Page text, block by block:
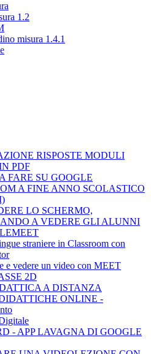
1.2
misura 1.4.1
RISPOSTE MODULI
PDF
FARE SU GOOGLE
A FINE ANNO SCOLASTICO
LO SCHERMO,
A VEDERE GLI ALUNNI
straniere in Classroom con
e vedere un video con MEET
2D
A DISTANZA
ONLINE -
- APP LAVAGNA DI GOOGLE